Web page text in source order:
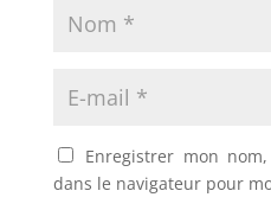
Enregistrer mon
dans le navigateur pour